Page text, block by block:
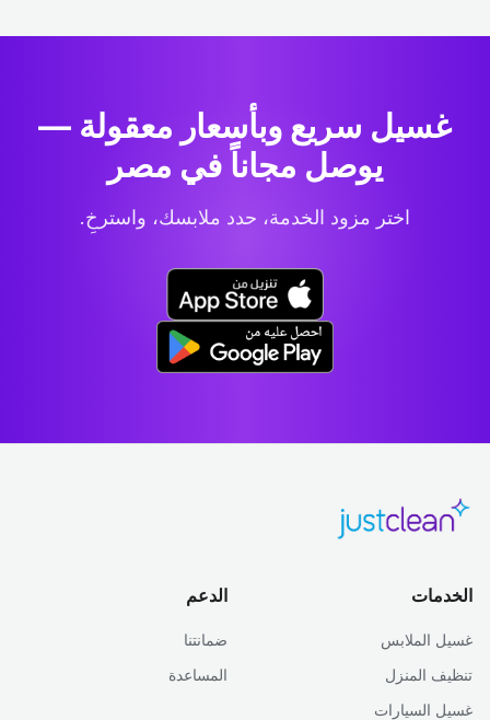
غسيل سريع وبأسعار معقولة —
يوصل مجاناً في مصر
اختر مزود الخدمة، حدد ملابسك، واسترخِ.
الخدمات
غسيل الملابس
تنظيف المنزل
غسيل السيارات
الدعم
ضمانتنا
المساعدة